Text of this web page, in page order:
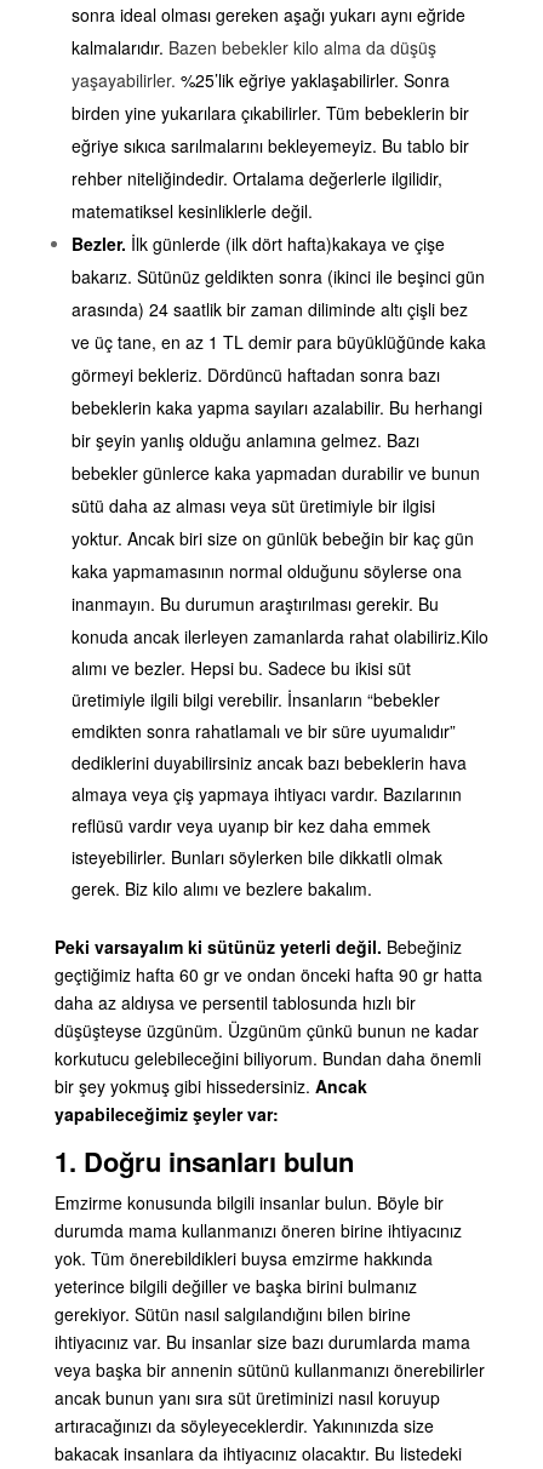
sonra ideal olması gereken aşağı yukarı aynı eğride
kalmalarıdır. Bazen bebekler kilo alma da düşüş
yaşayabilirler. %25’lik eğriye yaklaşabilirler. Sonra
birden yine yukarılara çıkabilirler. Tüm bebeklerin bir
eğriye sıkıca sarılmalarını bekleyemeyiz. Bu tablo bir
rehber niteliğindedir. Ortalama değerlerle ilgilidir,
matematiksel kesinliklerle değil.
Bezler. İlk günlerde (ilk dört hafta)kakaya ve çişe
bakarız. Sütünüz geldikten sonra (ikinci ile beşinci gün
arasında) 24 saatlik bir zaman diliminde altı çişli bez
ve üç tane, en az 1 TL demir para büyüklüğünde kaka
görmeyi bekleriz. Dördüncü haftadan sonra bazı
bebeklerin kaka yapma sayıları azalabilir. Bu herhangi
bir şeyin yanlış olduğu anlamına gelmez. Bazı
bebekler günlerce kaka yapmadan durabilir ve bunun
sütü daha az alması veya süt üretimiyle bir ilgisi
yoktur. Ancak biri size on günlük bebeğin bir kaç gün
kaka yapmamasının normal olduğunu söylerse ona
inanmayın. Bu durumun araştırılması gerekir. Bu
konuda ancak ilerleyen zamanlarda rahat olabiliriz.Kilo
alımı ve bezler. Hepsi bu. Sadece bu ikisi süt
üretimiyle ilgili bilgi verebilir. İnsanların “bebekler
emdikten sonra rahatlamalı ve bir süre uyumalıdır”
dediklerini duyabilirsiniz ancak bazı bebeklerin hava
almaya veya çiş yapmaya ihtiyacı vardır. Bazılarının
reflüsü vardır veya uyanıp bir kez daha emmek
isteyebilirler. Bunları söylerken bile dikkatli olmak
gerek. Biz kilo alımı ve bezlere bakalım.
Peki varsayalım ki sütünüz yeterli değil. Bebeğiniz
geçtiğimiz hafta 60 gr ve ondan önceki hafta 90 gr hatta
daha az aldıysa ve persentil tablosunda hızlı bir
düşüşteyse üzgünüm. Üzgünüm çünkü bunun ne kadar
korkutucu gelebileceğini biliyorum. Bundan daha önemli
bir şey yokmuş gibi hissedersiniz. Ancak
yapabileceğimiz şeyler var:
1. Doğru insanları bulun
Emzirme konusunda bilgili insanlar bulun. Böyle bir
durumda mama kullanmanızı öneren birine ihtiyacınız
yok. Tüm önerebildikleri buysa emzirme hakkında
yeterince bilgili değiller ve başka birini bulmanız
gerekiyor. Sütün nasıl salgılandığını bilen birine
ihtiyacınız var. Bu insanlar size bazı durumlarda mama
veya başka bir annenin sütünü kullanmanızı önerebilirler
ancak bunun yanı sıra süt üretiminizi nasıl koruyup
artıracağınızı da söyleyeceklerdir. Yakınınızda size
bakacak insanlara da ihtiyacınız olacaktır. Bu listedeki